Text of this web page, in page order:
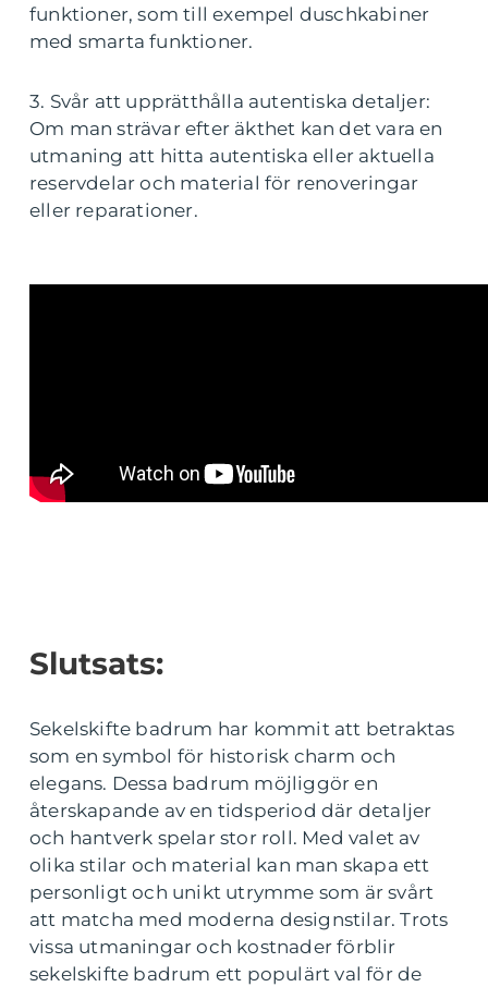
funktioner, som till exempel duschkabiner
med smarta funktioner.
3. Svår att upprätthålla autentiska detaljer:
Om man strävar efter äkthet kan det vara en
utmaning att hitta autentiska eller aktuella
reservdelar och material för renoveringar
eller reparationer.
Slutsats:
Sekelskifte badrum har kommit att betraktas
som en symbol för historisk charm och
elegans. Dessa badrum möjliggör en
återskapande av en tidsperiod där detaljer
och hantverk spelar stor roll. Med valet av
olika stilar och material kan man skapa ett
personligt och unikt utrymme som är svårt
att matcha med moderna designstilar. Trots
vissa utmaningar och kostnader förblir
sekelskifte badrum ett populärt val för de